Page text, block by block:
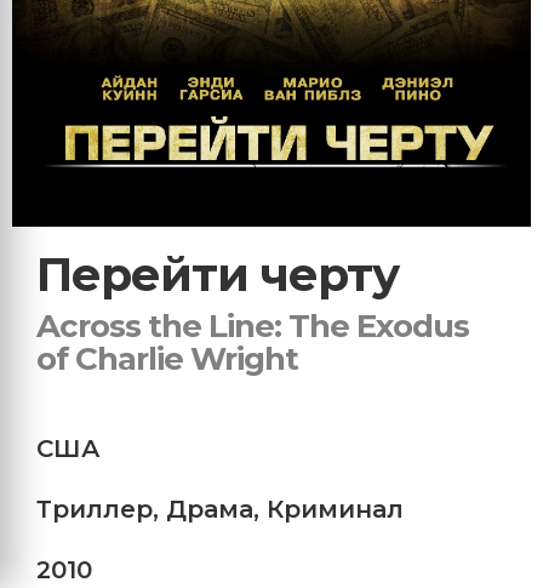
Перейти черту
Across the Line: The Exodus
of Charlie Wright
США
Триллер, Драма, Криминал
2010